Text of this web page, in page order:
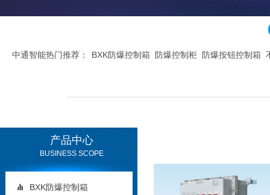
中通智能热门推荐： BXK防爆控制箱 防爆控制柜 防爆按钮控制箱
产品中心
BUSINESS SCOPE
BXK防爆控制箱